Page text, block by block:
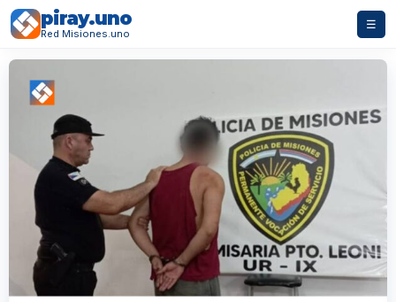
piray.uno
Red Misiones.uno
☰